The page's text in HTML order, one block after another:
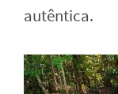
autêntica.